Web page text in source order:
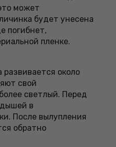
может
будет унесена
погибнет,
пленке.
около
свой
светлый. Перед
в
После вылупления
обратно